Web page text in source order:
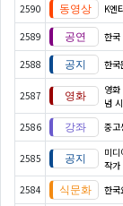
2590 K엔
2589 한국
2588 한국
2587
영
념
2586 중
2585
미
작가
2584 한국